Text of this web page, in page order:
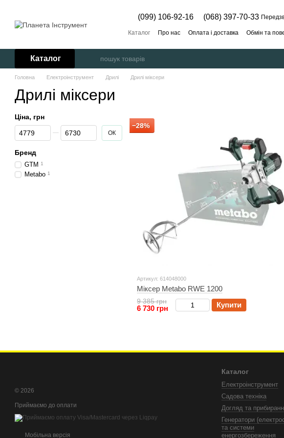
(099) 106-92-16 (068) 397-70-33
Каталог Про нас Оплата і доставка Обмін та
Каталог
Головна Електроінструмент Дрилі Дрилі міксери
Дрилі міксери
−28%
Артикул: 614048000
Міксер Metabo RWE 1200
9 385 грн
6 730 грн Купити
Ціна, грн
Від Ціна, грн
До Ціна, грн ОК
Бренд
GTM 1
Metabo 1
© 2026
Приймаємо до оплати
Мобільна версія
Каталог
Електроінструмент
Садова техніка
Догляд та
Генератори
та системи
енергозбереження